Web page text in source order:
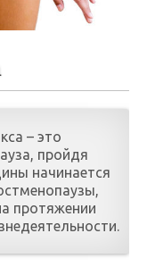
– это
пройдя
начинается
протяжении